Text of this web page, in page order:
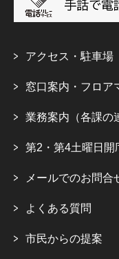
アクセス・駐車場
窓口案内・フロア
業務案内（各課の
第2・第4土曜日開
メールでのお問合
よくある質問
市民からの提案